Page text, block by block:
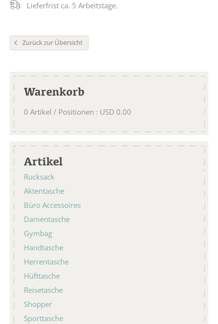
Lieferfrist ca. 5 Arbeitstage.
Zurück zur Übersicht
Warenkorb
0 Artikel / Positionen : USD 0.00
Artikel
Rucksack
Aktentasche
Büro Accessoires
Damentasche
Gymbag
Handtasche
Herrentasche
Hüfttasche
Reisetasche
Shopper
Sporttasche